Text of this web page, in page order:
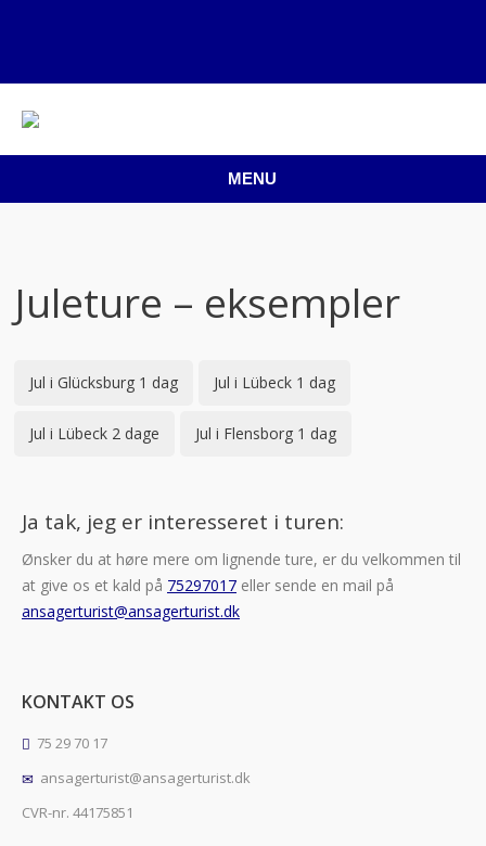
MENU
Juleture – eksempler
Jul i Glücksburg 1 dag Jul i Lübeck 1 dag
Jul i Lübeck 2 dage Jul i Flensborg 1 dag
Ja tak, jeg er interesseret i turen:
Ønsker du at høre mere om lignende ture, er du velkommen til
at give os et kald på 75297017 eller sende en mail på
ansagerturist@ansagerturist.dk
KONTAKT OS
75 29 70 17
ansagerturist@ansagerturist.dk
CVR-nr. 44175851